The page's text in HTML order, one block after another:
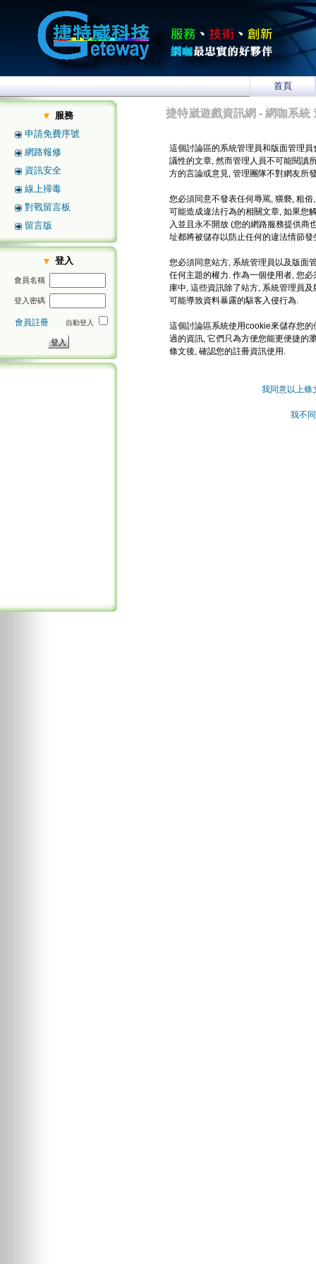
首頁
服務
申請免費序號
網路報修
資訊安全
線上掃毒
對戰留言板
留言版
登入
會員名稱
登入密碼
會員註冊 自動登入
捷特崴遊戲資訊網 - 網咖系統
這個討論區的系統管理員和版面管理
議性的文章, 然而管理人員不可能閱讀
方的言論或意見, 管理團隊不對網友所
您必須同意不發表任何辱罵, 猥褻, 粗
可能造成違法行為的相關文章, 如果您
入並且永不開放 (您的網路服務提供商
址都將被儲存以防止任何的違法情節發
您必須同意站方, 系統管理員以及版面
任何主題的權力. 作為一個使用者, 您
庫中, 這些資訊除了站方, 系統管理員
可能導致資料暴露的駭客入侵行為.
這個討論區系統使用cookie來儲存您
過的資訊, 它們只為方便您能更便捷的
條文後, 確認您的註冊資訊使用.
我同意以上條
我不